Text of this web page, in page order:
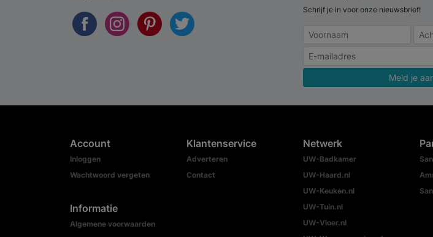
Schrijf je in voor onze nieuwsbrief!
Meld je
Account
Inloggen
Wachtwoord vergeten
Informatie
Algemene voorwaarden
Klantenservice
Adverteren
Contact
Netwerk
UW-Badkamer
UW-Haard.nl
UW-Keuken.nl
UW-Tuin.nl
UW-Vloer.nl